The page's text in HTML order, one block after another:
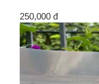
250,000 đ